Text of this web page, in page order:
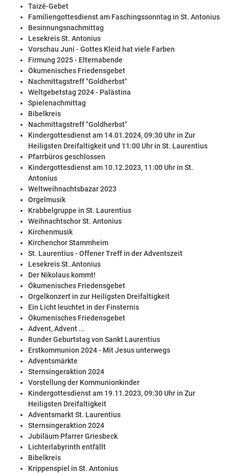
Taizé-Gebet
Familiengottesdienst am Faschingssonntag in St. Antonius
Besinnungsnachmittag
Lesekreis St. Antonius
Vorschau Juni - Gottes Kleid hat viele Farben
Firmung 2025 - Elternabende
Ökumenisches Friedensgebet
Nachmittagstreff "Goldherbst"
Weltgebetstag 2024 - Palästina
Spielenachmittag
Bibelkreis
Nachmittagstreff "Goldherbst"
Kindergottesdienst am 14.01.2024, 09:30 Uhr in Zur
Heiligsten Dreifaltigkeit und 11:00 Uhr in St. Laurentius
Pfarrbüros geschlossen
Kindergottesdienst am 10.12.2023, 11:00 Uhr in St.
Antonius
Weltweihnachtsbazar 2023
Orgelmusik
Krabbelgruppe in St. Laurentius
Weihnachtschor St. Antonius
Kirchenmusik
Kirchenchor Stammheim
St. Laurentius - Offener Treff in der Adventszeit
Lesekreis St. Antonius
Der Nikolaus kommt!
Ökumenisches Friedensgebet
Orgelkonzert in zur Heiligsten Dreifaltigkeit
Ein Licht leuchtet in der Finsternis
Ökumenisches Friedensgebet
Advent, Advent ...
Runder Geburtstag von Sankt Laurentius
Erstkommunion 2024 - Mit Jesus unterwegs
Adventsmärkte
Sternsingeraktion 2024
Vorstellung der Kommunionkinder
Kindergottesdienst am 19.11.2023, 09:30 Uhr in Zur
Heiligsten Dreifaltigkeit
Adventsmarkt St. Laurentius
Sternsingeraktion 2024
Jubiläum Pfarrer Griesbeck
Lichterlabyrinth entfällt
Bibelkreis
Krippenspiel in St. Antonius